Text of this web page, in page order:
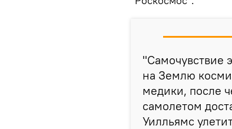
"Самочувствие
на Землю
медики, после
самолетом
Уилльямс